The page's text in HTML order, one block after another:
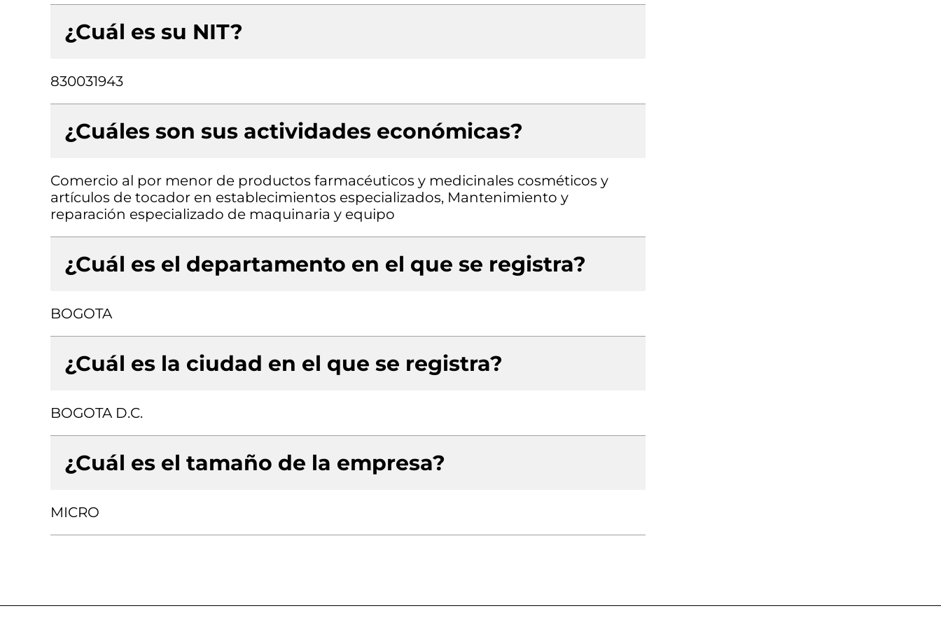
¿Cuál es su NIT?
830031943
¿Cuáles son sus actividades económicas?
Comercio al por menor de productos farmacéuticos y medicinales cosméticos y
artículos de tocador en establecimientos especializados, Mantenimiento y
reparación especializado de maquinaria y equipo
¿Cuál es el departamento en el que se registra?
BOGOTA
¿Cuál es la ciudad en el que se registra?
BOGOTA D.C.
¿Cuál es el tamaño de la empresa?
MICRO